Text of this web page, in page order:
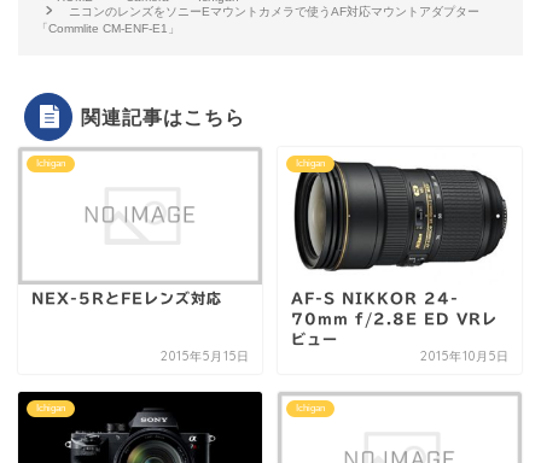
ニコンのレンズをソニーEマウントカメラで使うAF対応マウントアダプター
「Commlite CM-ENF-E1」
関連記事はこちら
Ichigan
NEX-5RとFEレンズ対応
2015年5月15日
Ichigan
AF-S NIKKOR 24-
70mm f/2.8E ED VRレ
ビュー
2015年10月5日
Ichigan Ichigan